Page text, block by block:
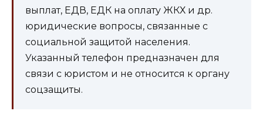
выплат, ЕДВ, ЕДК на оплату ЖКХ и др.
юридические вопросы, связанные с
социальной защитой населения.
Указанный телефон предназначен для
связи с юристом и не относится к органу
соцзащиты.